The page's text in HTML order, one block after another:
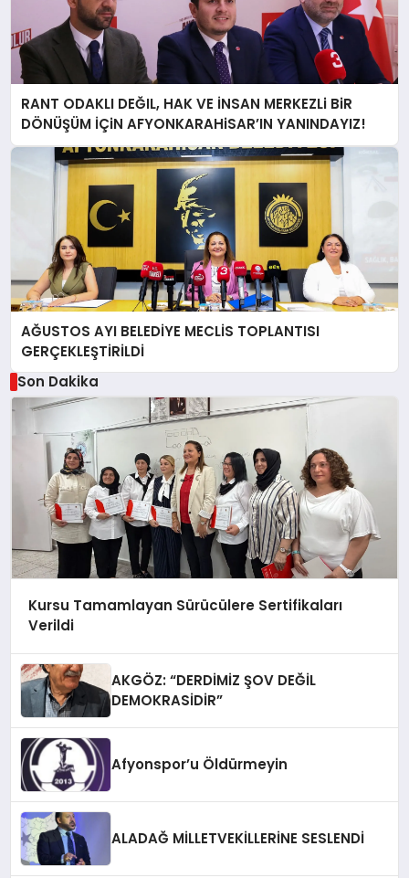
RANT ODAKLI DEĞIL, HAK VE İNSAN MERKEZLi BiR
DÖNÜŞÜM İÇiN AFYONKARAHiSAR’IN YANINDAYIZ!
AĞUSTOS AYI BELEDİYE MECLİS TOPLANTISI
GERÇEKLEŞTİRİLDİ
Son Dakika
Kursu Tamamlayan Sürücülere Sertifikaları
Verildi
AKGÖZ: “DERDİMİZ ŞOV DEĞİL
DEMOKRASİDİR”
Afyonspor’u Öldürmeyin
ALADAĞ MİLLETVEKİLLERİNE SESLENDİ